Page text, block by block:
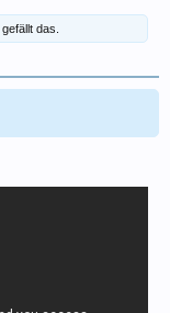
gefällt das.